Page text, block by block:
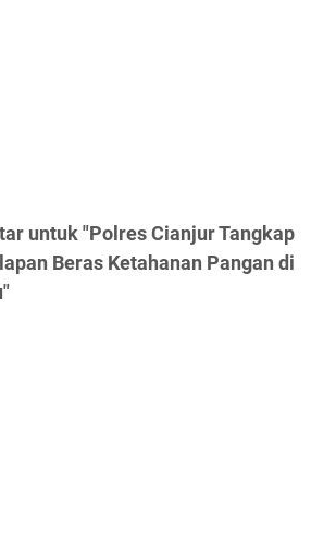
untuk "Polres Cianjur Tangkap
Beras Ketahanan Pangan di